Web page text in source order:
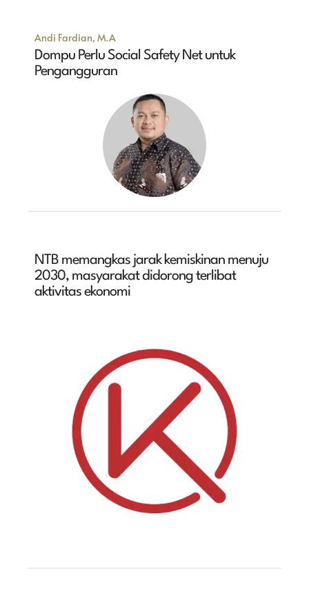
Andi Fardian, M.A
Dompu Perlu Social Safety Net untuk
Pengangguran
NTB memangkas jarak kemiskinan menuju
2030, masyarakat didorong terlibat
aktivitas ekonomi